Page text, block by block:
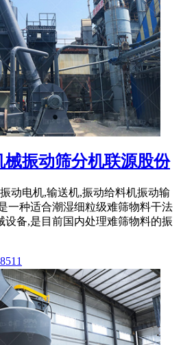
械振动筛分机联源股份
动电机,输送机,振动给料机振动输
一种适合潮湿细粒级难筛物料干法
设备,是目前国内处理难筛物料的振